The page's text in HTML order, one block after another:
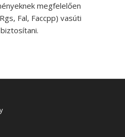
megfelelően
Fal, Faccpp) vasúti